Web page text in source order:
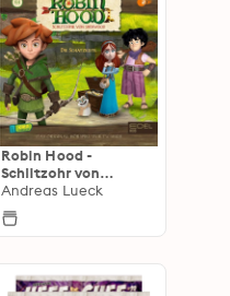
Robin Hood -
Schlitzohr von
Sherwood
Andreas Lueck